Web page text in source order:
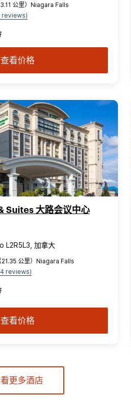
公里）Niagara Falls
reviews)
查看价格
Suites 大路会议中心
L2R5L3, 加拿大
公里）Niagara Falls
reviews)
查看价格
更多酒店